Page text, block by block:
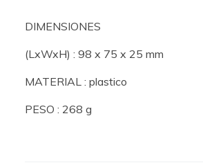
DIMENSIONES
(LxWxH) : 98 x 75 x 25 mm
MATERIAL : plastico
PESO : 268 g